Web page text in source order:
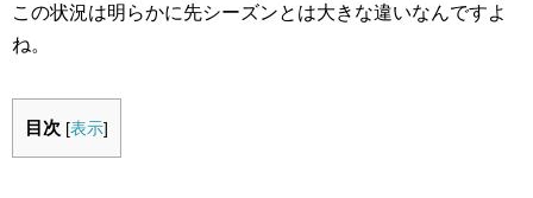
この状況は明らかに先シーズンとは大きな違いなんですよ
ね。
目次 [表示]